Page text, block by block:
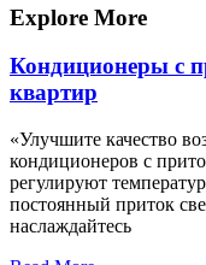
записям
Explore More
Кондиционеры с
квартир
«Улучшите качество
кондиционеров с
регулируют
постоянный приток
наслаждайтесь